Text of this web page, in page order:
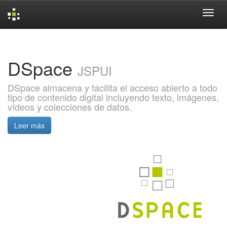
DSpace JSPUI
DSpace almacena y facilita el acceso abierto a todo
tipo de contenido digital incluyendo texto, imágenes,
vídeos y colecciones de datos.
Leer más